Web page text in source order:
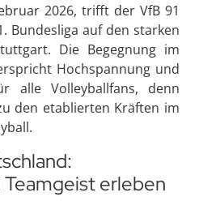
2026, trifft der VfB 91
Bundesliga auf den starken
Die Begegnung im
Hochspannung und
alle Volleyballfans, denn
den etablierten Kräften im
erleben